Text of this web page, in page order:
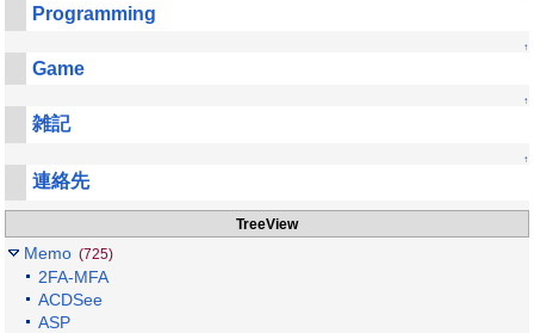
Programming
↑
Game
↑
雑記
↑
連絡先
TreeView
Memo (725)
2FA-MFA
ACDSee
ASP